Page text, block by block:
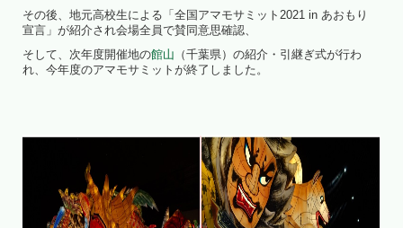
その後、地元高校生による「全国アマモサミット2021 in あおもり
宣言」が紹介され会場全員で賛同意思確認、
そして、次年度開催地の館山 （千葉県）の紹介・引継ぎ式が行わ
れ、今年度のアマモサミットが終了しました。